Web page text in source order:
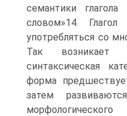
семантики
словом»14. Глагол
употребляться со
Так возникает
синтаксическая
форма
затем